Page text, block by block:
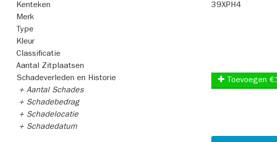
Kenteken
39XPH4
Merk
Type
Kleur
Classificatie
Aantal Zitplaatsen
Schadeverleden en Historie
+ Aantal Schades
+ Schadebedrag
+ Schadelocatie
+ Schadedatum
Toevoegen